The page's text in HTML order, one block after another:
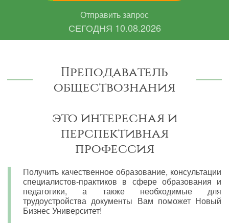
Отправить запрос
СЕГОДНЯ 10.08.2026
Преподаватель
обществознания
это интересная и
перспективная
профессия
Получить качественное образование, консультации
специалистов-практиков в сфере образования и
педагогики, а также необходимые для
трудоустройства документы Вам поможет Новый
Бизнес Университет!